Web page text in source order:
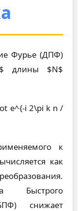
Фурье (ДПФ)
длины $N$
e^{-i 2\pi k n /
к
как
Быстрого
снижает